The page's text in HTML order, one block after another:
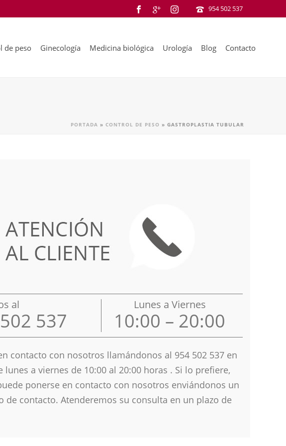
954 502 537
de peso Ginecología Medicina biológica Urología Blog Contacto
PORTADA » CONTROL DE PESO » GASTROPLASTIA TUBULAR
al
537
Lunes a Viernes
10:00 – 20:00
contacto con nosotros llamándonos al 954 502 537 en
lunes a viernes de 10:00 al 20:00 horas . Si lo prefiere,
ponerse en contacto con nosotros enviándonos un
de contacto. Atenderemos su consulta en un plazo de